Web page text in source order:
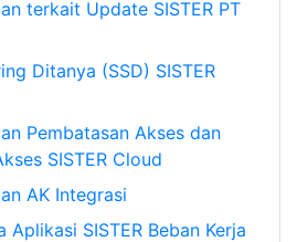
terkait Update SISTER PT
Ditanya (SSD) SISTER
Pembatasan Akses dan
SISTER Cloud
AK Integrasi
Aplikasi SISTER Beban Kerja